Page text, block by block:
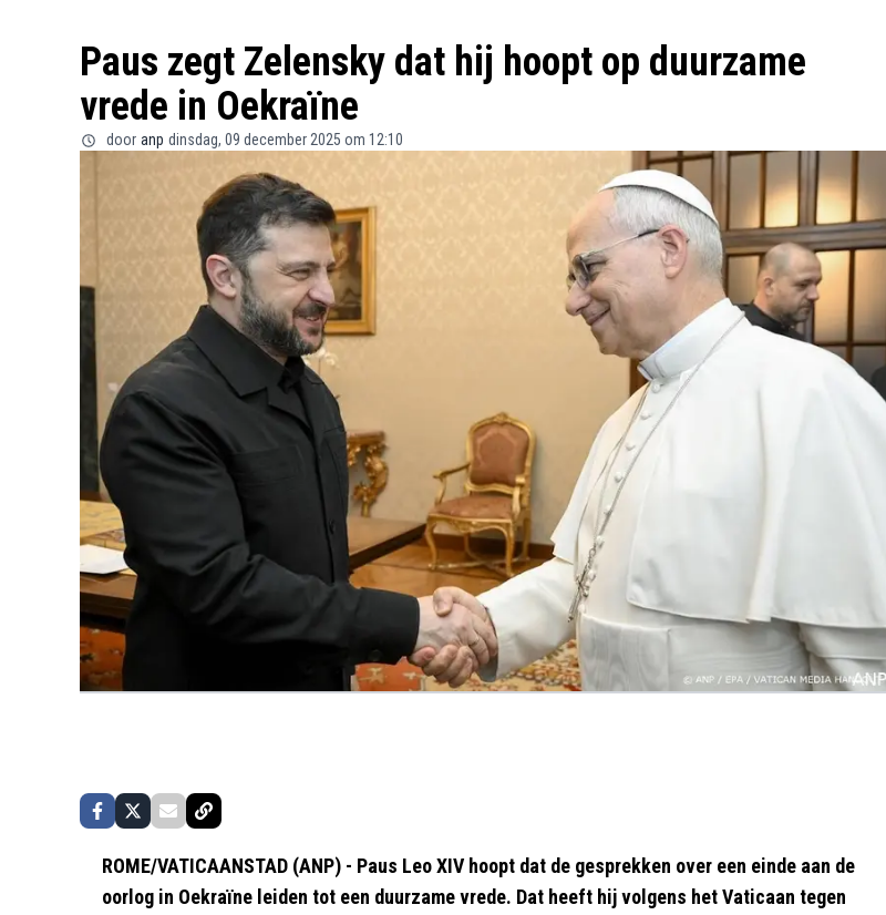
Paus zegt Zelensky dat hij hoopt op duurzame
vrede in Oekraïne
door anp dinsdag, 09 december 2025 om 12:10
ROME/VATICAANSTAD (ANP) - Paus Leo XIV hoopt dat de gesprekken over een einde aan de
oorlog in Oekraïne leiden tot een duurzame vrede. Dat heeft hij volgens het Vaticaan tegen